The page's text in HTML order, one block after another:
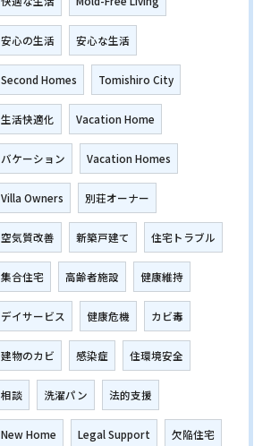
安心の生活 安心な生活
Second Homes Tomishiro City
生活快適化 Vacation Home
バケーション Vacation Homes
Villa Owners 別荘オーナー
空気質改善 新築戸建て 住宅トラブル
集合住宅 高齢者施設 健康維持
デイサービス 健康危機 カビ毒
建物のカビ 感染症 住環境安全
相談 洗濯パン 法的支援
New Home Legal Support 欠陥住宅